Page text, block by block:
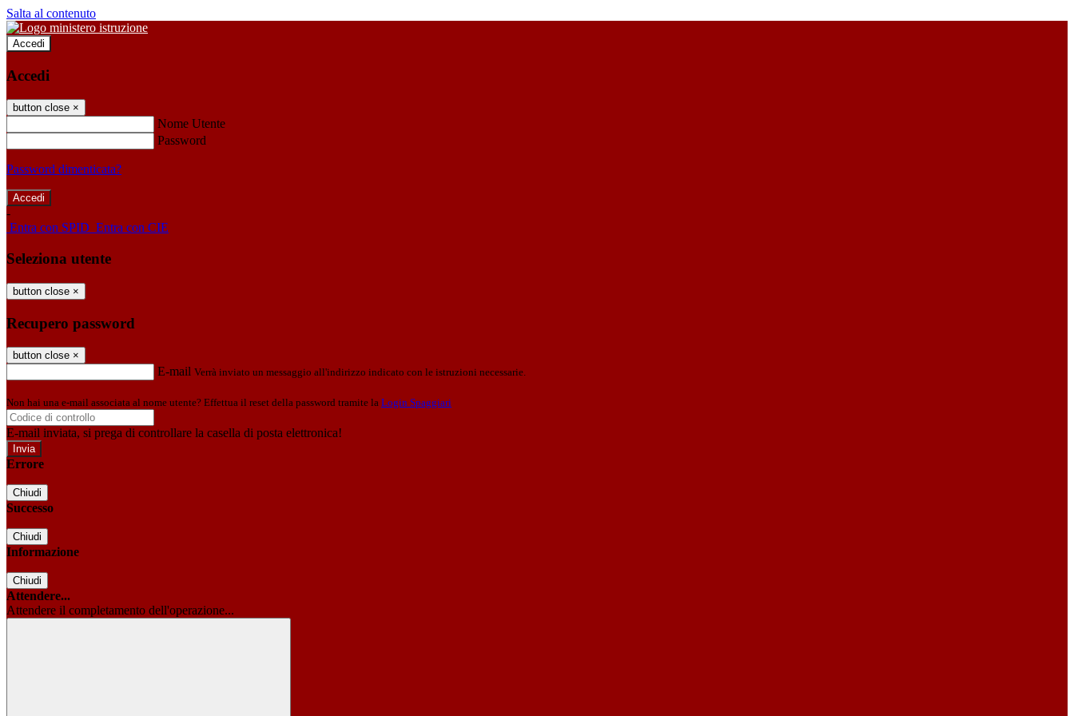
Salta al contenuto
Accedi
Accedi
button close ×
Nome Utente
Password
Password dimenticata?
-
Entra con SPID Entra con CIE
Seleziona utente
button close ×
Recupero password
button close ×
E-mail Verrà inviato un messaggio all'indirizzo indicato con le istruzioni necessarie.
Non hai una e-mail associata al nome utente? Effettua il reset della password tramite la Login Spaggiari
E-mail inviata, si prega di controllare la casella di posta elettronica!
Errore
Chiudi
Successo
Chiudi
Informazione
Chiudi
Attendere...
Attendere il completamento dell'operazione...